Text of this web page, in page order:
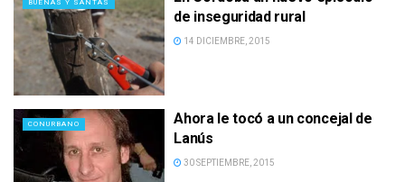
BUENAS Y SANTAS
de inseguridad rural
14 DICIEMBRE, 2015
CONURBANO
Ahora le tocó a un concejal de
Lanús
30 SEPTIEMBRE, 2015